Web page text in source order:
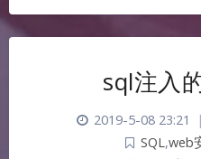
sql注入
2019-5-08 23:21 |
SQL ,web